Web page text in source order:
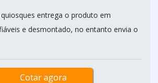
entrega o produto em
e desmontado, no entanto envia o
Cotar agora